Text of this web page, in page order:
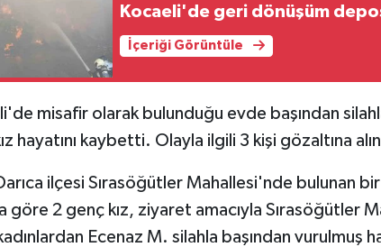
Kocaeli'de geri dönüşüm
İçeriği Görüntüle
misafir olarak bulunduğu evde başından
hayatını kaybetti. Olayla ilgili 3 kişi gözaltına
ilçesi Sırasöğütler Mahallesi'nde bulunan
göre 2 genç kız, ziyaret amacıyla Sırasöğütler
Ecenaz M. silahla başından vurulmuş